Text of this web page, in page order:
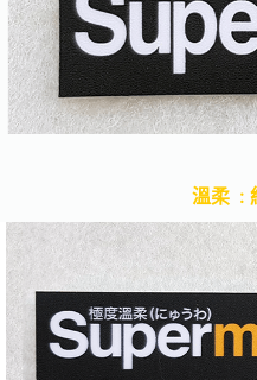
溫柔 :